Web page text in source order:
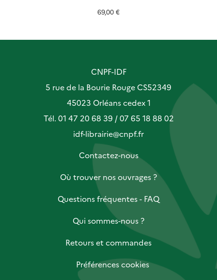
69,00 €
CNPF-IDF
5 rue de la Bourie Rouge CS52349
45023 Orléans cedex 1
Tél. 01 47 20 68 39 / 07 65 18 88 02
idf-librairie@cnpf.fr
Contactez-nous
Où trouver nos ouvrages ?
Questions fréquentes - FAQ
Qui sommes-nous ?
Retours et commandes
Préférences cookies